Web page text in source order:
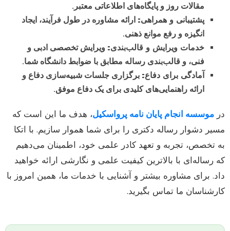
مقالات روز و پایگاه‌های اطلاعاتی معتبر.
پشتیبانی و همراهی: ارائه مشاوره در طول فرآیند، ایجاد
انگیزه و رفع موانع ذهنی.
خدمات ویرایش و قالب‌بندی: ویرایش تخصصی ادبی و
فنی، و قالب‌بندی رساله مطابق با ضوابط دانشگاه شما.
آمادگی برای دفاع: برگزاری جلسات شبیه‌سازی دفاع و
ارائه راهنمایی‌های کلیدی برای یک دفاع موفق.
در موسسه انجام پایان نامه پرواسکیل، هدف ما این است که
مسیر دشوار رساله دکتری را برای شما هموار سازیم. با اتکا
به تخصص، تجربه و تعهد کادر علمی خود، اطمینان می‌دهیم
که رساله‌ای با بالاترین کیفیت علمی و نگارشی ارائه خواهید
داد. برای مشاوره بیشتر و آشنایی با خدمات ما، همین امروز با
کارشناسان ما تماس بگیرید.